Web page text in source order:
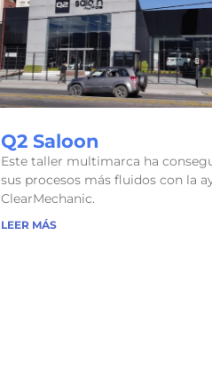
Q2 Saloon
Este taller multimarca ha
sus procesos más fluidos con la
ClearMechanic.
LEER MÁS